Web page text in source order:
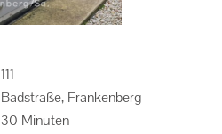
111
Badstraße, Frankenberg
30 Minuten